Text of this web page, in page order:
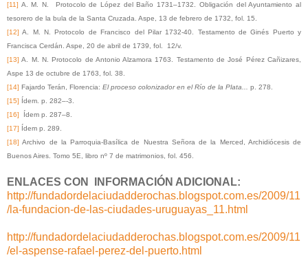
[11] A. M. N. Protocolo de López del Baño 1731–1732. Obligación del Ayuntamiento al
tesorero de la bula de la Santa Cruzada. Aspe, 13 de febrero de 1732, fol. 15.
[12] A. M. N. Protocolo de Francisco del Pilar 1732-40. Testamento de Ginés Puerto y
Francisca Cerdán. Aspe, 20 de abril de 1739, fol. 12/v.
[13] A. M. N. Protocolo de Antonio Alzamora 1763. Testamento de José Pérez Cañizares,
Aspe 13 de octubre de 1763, fol. 38.
[14] Fajardo Terán, Florencia: El proceso colonizador en el Río de la Plata...
p. 278.
[15] Ídem. p. 282–-3.
[16] Ídem p. 287–8.
[17] Ídem p. 289.
[18] Archivo de la Parroquia-Basílica de Nuestra Señora de la Merced, Archidiócesis de
Buenos Aires. Tomo 5E, libro nº 7 de matrimonios, fol. 456.
ENLACES CON INFORMACIÓN ADICIONAL:
http://fundadordelaciudadderochas.blogspot.com.es/2009/11
/la-fundacion-de-las-ciudades-uruguayas_11.html
http://fundadordelaciudadderochas.blogspot.com.es/2009/11
/el-aspense-rafael-perez-del-puerto.html